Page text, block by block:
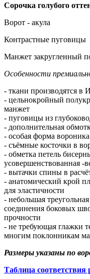
Сорочка голубого
Ворот - акула
Контрастные пуговицы
Манжет закругленный
Особенности
- ткани производятся
- цельнокройный
манжет
- пуговицы из
- дополнительная
- особая форма
- съёмные косточки в
- обметка петель
усовершенствованная -
- вытачки спины в
- анатомический крой
для эластичности
- небольшая
соединения боковых
прочности
- не требующая глажки
многим поклонникам
Размеры указаны по
Таблица соответствия